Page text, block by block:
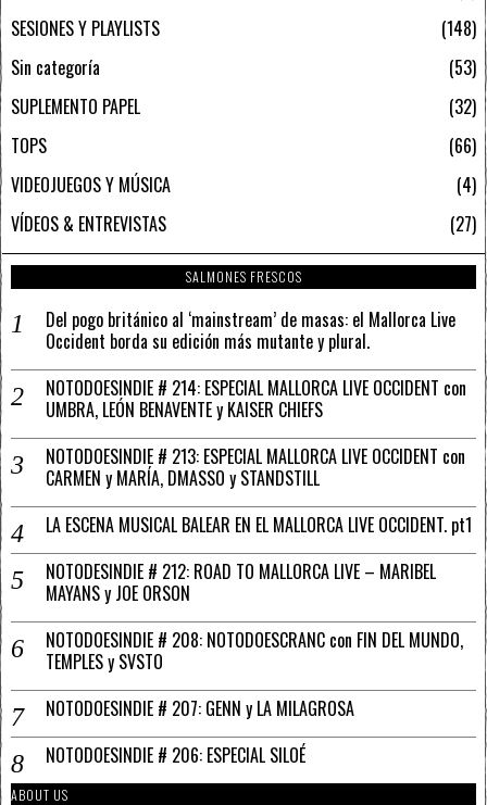
SESIONES Y PLAYLISTS
148
Sin categoría
53
SUPLEMENTO PAPEL
32
TOPS
66
VIDEOJUEGOS Y MÚSICA
4
VÍDEOS & ENTREVISTAS
27
SALMONES FRESCOS
Del pogo británico al ‘mainstream’ de masas: el Mallorca Live
Occident borda su edición más mutante y plural.
NOTODOESINDIE # 214: ESPECIAL MALLORCA LIVE OCCIDENT con
UMBRA, LEÓN BENAVENTE y KAISER CHIEFS
NOTODOESINDIE # 213: ESPECIAL MALLORCA LIVE OCCIDENT con
CARMEN y MARÍA, DMASSO y STANDSTILL
LA ESCENA MUSICAL BALEAR EN EL MALLORCA LIVE OCCIDENT. pt1
NOTODESINDIE # 212: ROAD TO MALLORCA LIVE – MARIBEL
MAYANS y JOE ORSON
NOTODOESINDIE # 208: NOTODOESCRANC con FIN DEL MUNDO,
TEMPLES y SVSTO
NOTODOESINDIE # 207: GENN y LA MILAGROSA
NOTODOESINDIE # 206: ESPECIAL SILOÉ
ABOUT US